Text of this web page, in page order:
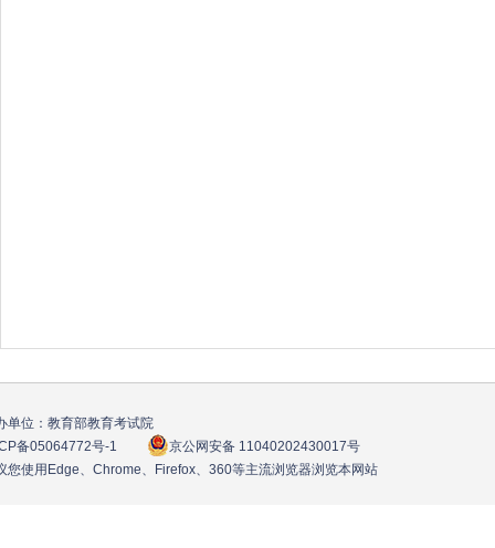
单位：教育部教育考试院
备05064772号-1
京公网安备 11040202430017号
您使用Edge、Chrome、Firefox、360等主流浏览器浏览本网站